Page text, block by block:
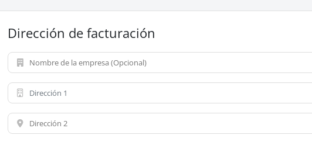
Dirección de facturación